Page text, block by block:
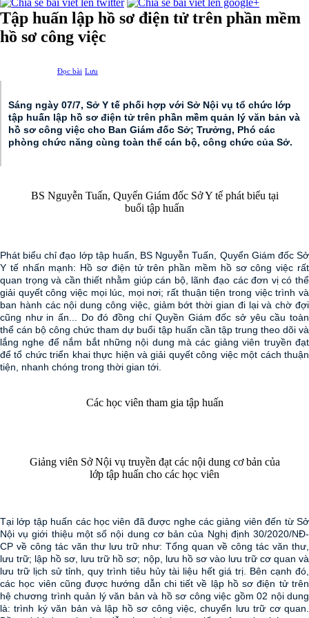
Tập huấn lập hồ sơ điện tử trên phần mềm
hồ sơ công việc
Đọc bài Lưu
Sáng ngày 07/7, Sở Y tế phối hợp với Sở Nội vụ tổ chức lớp
tập huấn lập hồ sơ điện tử trên phần mềm quản lý văn bản và
hồ sơ công việc cho Ban Giám đốc Sở; Trưởng, Phó các
phòng chức năng cùng toàn thể cán bộ, công chức của Sở.
BS Nguyễn Tuấn, Quyển Giám đốc Sở Y tế phát biểu tại
buổi tập huấn
Phát biểu chỉ đạo lớp tập huấn, BS Nguyễn Tuấn, Quyển Giám đốc Sở
Y tế nhấn mạnh: Hồ sơ điện tử trên phần mềm hồ sơ công việc rất
quan trọng và cần thiết nhằm giúp cán bộ, lãnh đạo các đơn vị có thể
giải quyết công việc mọi lúc, mọi nơi; rất thuận tiện trong việc trình và
ban hành các nội dung công việc, giảm bớt thời gian đi lại và chờ đợi
cũng như in ấn... Do đó đồng chí Quyền Giám đốc sở yêu cầu toàn
thể cán bộ công chức tham dự buổi tập huấn cần tập trung theo dõi và
lắng nghe để nắm bắt những nội dung mà các giảng viên truyền đạt
để tổ chức triển khai thực hiện và giải quyết công việc một cách thuận
tiện, nhanh chóng trong thời gian tới.
Các học viên tham gia tập huấn
Giảng viên Sở Nội vụ truyền đạt các nội dung cơ bản của
lớp tập huấn cho các học viên
Tại lớp tập huấn các học viên đã được nghe các giảng viên đến từ Sở
Nội vụ giới thiệu một số nội dung cơ bản của Nghị định 30/2020/NĐ-
CP về công tác văn thư lưu trữ như: Tổng quan về công tác văn thư,
lưu trữ; lập hồ sơ, lưu trữ hồ sơ; nộp, lưu hồ sơ vào lưu trữ cơ quan và
lưu trữ lịch sử tỉnh, quy trình tiêu hủy tài liệu hết giá trị. Bên cạnh đó,
các học viên cũng được hướng dẫn chi tiết về lập hồ sơ điện tử trên
hệ chương trình quản lý văn bản và hồ sơ công việc gồm 02 nội dung
là: trình ký văn bản và lập hồ sơ công việc, chuyển lưu trữ cơ quan.